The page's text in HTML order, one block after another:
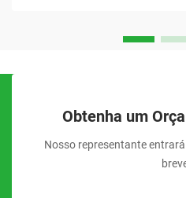
Obtenha um
Nosso representante